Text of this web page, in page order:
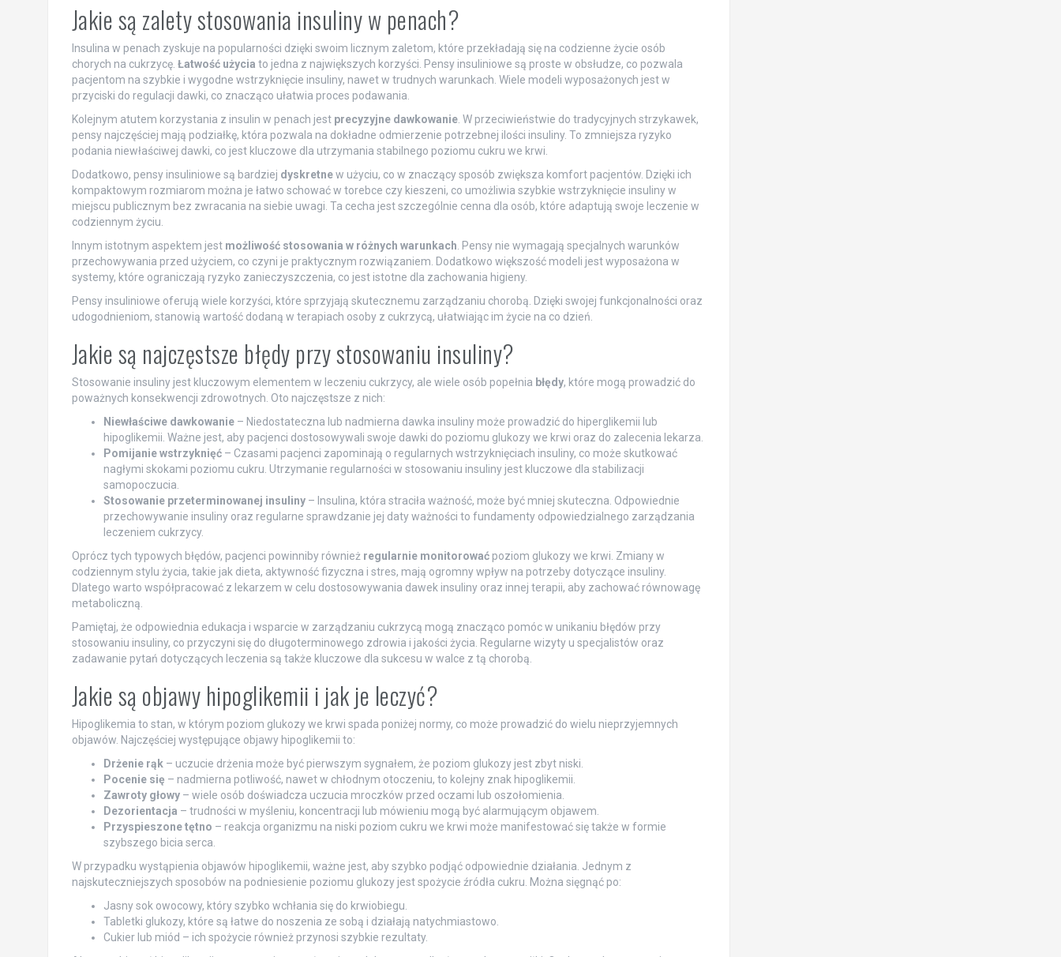
Jakie są zalety stosowania insuliny w penach?
Insulina w penach zyskuje na popularności dzięki swoim licznym zaletom, które przekładają się na codzienne życie osób
chorych na cukrzycę. Łatwość użycia to jedna z największych korzyści. Pensy insuliniowe są proste w obsłudze, co pozwala
pacjentom na szybkie i wygodne wstrzyknięcie insuliny, nawet w trudnych warunkach. Wiele modeli wyposażonych jest w
przyciski do regulacji dawki, co znacząco ułatwia proces podawania.
Kolejnym atutem korzystania z insulin w penach jest precyzyjne dawkowanie. W przeciwieństwie do tradycyjnych strzykawek,
pensy najczęściej mają podziałkę, która pozwala na dokładne odmierzenie potrzebnej ilości insuliny. To zmniejsza ryzyko
podania niewłaściwej dawki, co jest kluczowe dla utrzymania stabilnego poziomu cukru we krwi.
Dodatkowo, pensy insuliniowe są bardziej dyskretnew użyciu, co w znaczący sposób zwiększa komfort pacjentów. Dzięki ich
kompaktowym rozmiarom można je łatwo schować w torebce czy kieszeni, co umożliwia szybkie wstrzyknięcie insuliny w
miejscu publicznym bez zwracania na siebie uwagi. Ta cecha jest szczególnie cenna dla osób, które adaptują swoje leczenie w
codziennym życiu.
Innym istotnym aspektem jest możliwość stosowania w różnych warunkach . Pensy nie wymagają specjalnych warunków
przechowywania przed użyciem, co czyni je praktycznym rozwiązaniem. Dodatkowo większość modeli jest wyposażona w
systemy, które ograniczają ryzyko zanieczyszczenia, co jest istotne dla zachowania higieny.
Pensy insuliniowe oferują wiele korzyści, które sprzyjają skutecznemu zarządzaniu chorobą. Dzięki swojej funkcjonalności oraz
udogodnieniom, stanowią wartość dodaną w terapiach osoby z cukrzycą, ułatwiając im życie na co dzień.
Jakie są najczęstsze błędy przy stosowaniu insuliny?
Stosowanie insuliny jest kluczowym elementem w leczeniu cukrzycy, ale wiele osób popełnia błędy, które mogą prowadzić do
poważnych konsekwencji zdrowotnych. Oto najczęstsze z nich:
Niewłaściwe dawkowanie– Niedostateczna lub nadmierna dawka insuliny może prowadzić do hiperglikemii lub
hipoglikemii. Ważne jest, aby pacjenci dostosowywali swoje dawki do poziomu glukozy we krwi oraz do zalecenia lekarza.
Pomijanie wstrzyknięć– Czasami pacjenci zapominają o regularnych wstrzyknięciach insuliny, co może skutkować
nagłymi skokami poziomu cukru. Utrzymanie regularności w stosowaniu insuliny jest kluczowe dla stabilizacji
samopoczucia.
Stosowanie przeterminowanej insuliny– Insulina, która straciła ważność, może być mniej skuteczna. Odpowiednie
przechowywanie insuliny oraz regularne sprawdzanie jej daty ważności to fundamenty odpowiedzialnego zarządzania
leczeniem cukrzycy.
Oprócz tych typowych błędów, pacjenci powinniby również regularnie monitorowaćpoziom glukozy we krwi. Zmiany w
codziennym stylu życia, takie jak dieta, aktywność fizyczna i stres, mają ogromny wpływ na potrzeby dotyczące insuliny.
Dlatego warto współpracować z lekarzem w celu dostosowywania dawek insuliny oraz innej terapii, aby zachować równowagę
metaboliczną.
Pamiętaj, że odpowiednia edukacja i wsparcie w zarządzaniu cukrzycą mogą znacząco pomóc w unikaniu błędów przy
stosowaniu insuliny, co przyczyni się do długoterminowego zdrowia i jakości życia. Regularne wizyty u specjalistów oraz
zadawanie pytań dotyczących leczenia są także kluczowe dla sukcesu w walce z tą chorobą.
Jakie są objawy hipoglikemii i jak je leczyć?
Hipoglikemia to stan, w którym poziom glukozy we krwi spada poniżej normy, co może prowadzić do wielu nieprzyjemnych
objawów. Najczęściej występujące objawy hipoglikemii to:
Drżenie rąk– uczucie drżenia może być pierwszym sygnałem, że poziom glukozy jest zbyt niski.
Pocenie się – nadmierna potliwość, nawet w chłodnym otoczeniu, to kolejny znak hipoglikemii.
Zawroty głowy– wiele osób doświadcza uczucia mroczków przed oczami lub oszołomienia.
Dezorientacja – trudności w myśleniu, koncentracji lub mówieniu mogą być alarmującym objawem.
Przyspieszone tętno – reakcja organizmu na niski poziom cukru we krwi może manifestować się także w formie
szybszego bicia serca.
W przypadku wystąpienia objawów hipoglikemii, ważne jest, aby szybko podjąć odpowiednie działania. Jednym z
najskuteczniejszych sposobów na podniesienie poziomu glukozy jest spożycie źródła cukru. Można sięgnąć po:
Jasny sok owocowy, który szybko wchłania się do krwiobiegu.
Tabletki glukozy, które są łatwe do noszenia ze sobą i działają natychmiastowo.
Cukier lub miód – ich spożycie również przynosi szybkie rezultaty.